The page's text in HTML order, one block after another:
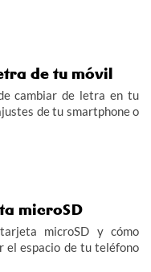
de tu móvil
cambiar de letra en tu
de tu smartphone o
microSD
microSD y cómo
el espacio de tu teléfono